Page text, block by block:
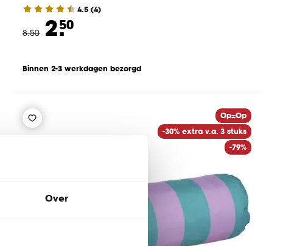
Over
4.5 (4)
8.50 2.50
Binnen 2-3 werkdagen bezorgd
Op=Op
-30% extra v.a. 3 stuks
-79%